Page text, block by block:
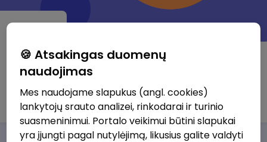
UAB DAIRESTA
🍪 Atsakingas duomenų
naudojimas
Mes naudojame slapukus (angl. cookies)
lankytojų srauto analizei, rinkodarai ir turinio
suasmeninimui. Portalo veikimui būtini slapukai
yra įjungti pagal nutylėjimą, likusius galite valdyti